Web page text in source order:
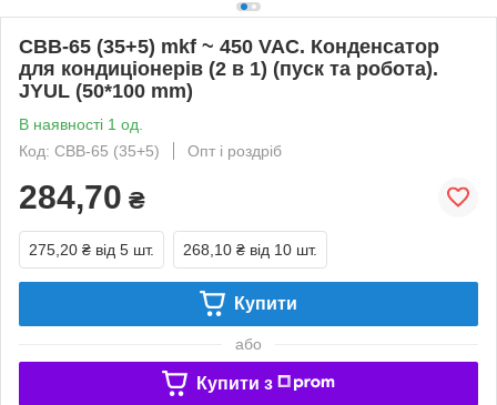
CBB-65 (35+5) mkf ~ 450 VAC. Конденсатор
для кондиціонерів (2 в 1) (пуск та робота).
JYUL (50*100 mm)
В наявності 1 од.
Код: CBB-65 (35+5)
Опт і роздріб
284,70 ₴
275,20 ₴ від 5 шт. 268,10 ₴ від 10 шт.
Купити
або
Купити з